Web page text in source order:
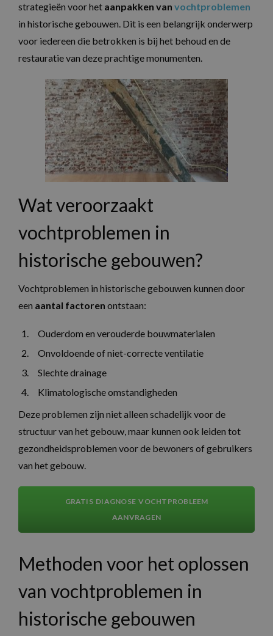
strategieën voor het aanpakken van vochtproblemen
in historische gebouwen. Dit is een belangrijk onderwerp
voor iedereen die betrokken is bij het behoud en de
restauratie van deze prachtige monumenten.
Wat veroorzaakt
vochtproblemen in
historische gebouwen?
Vochtproblemen in historische gebouwen kunnen door
een aantal factoren ontstaan:
Ouderdom en verouderde bouwmaterialen
Onvoldoende of niet-correcte ventilatie
Slechte drainage
Klimatologische omstandigheden
Deze problemen zijn niet alleen schadelijk voor de
structuur van het gebouw, maar kunnen ook leiden tot
gezondheidsproblemen voor de bewoners of gebruikers
van het gebouw.
GRATIS DIAGNOSE VOCHTPROBLEEM
AANVRAGEN
Methoden voor het oplossen
van vochtproblemen in
historische gebouwen